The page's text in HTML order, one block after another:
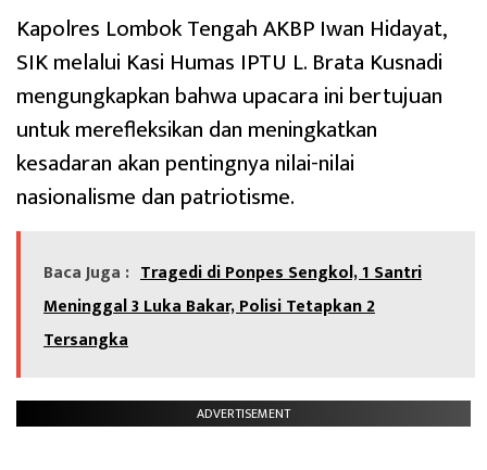
Kapolres Lombok Tengah AKBP Iwan Hidayat,
SIK melalui Kasi Humas IPTU L. Brata Kusnadi
mengungkapkan bahwa upacara ini bertujuan
untuk merefleksikan dan meningkatkan
kesadaran akan pentingnya nilai-nilai
nasionalisme dan patriotisme.
Baca Juga : Tragedi di Ponpes Sengkol, 1 Santri
Meninggal 3 Luka Bakar, Polisi Tetapkan 2
Tersangka
ADVERTISEMENT